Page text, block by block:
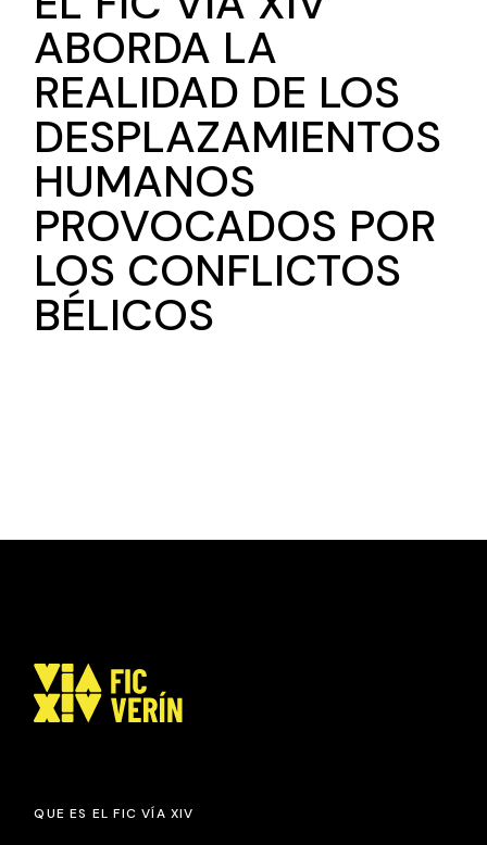
ABORDA LA
REALIDAD DE LOS
DESPLAZAMIENTOS
HUMANOS
PROVOCADOS POR
LOS CONFLICTOS
BÉLICOS
QUE ES EL FIC VÍA XIV